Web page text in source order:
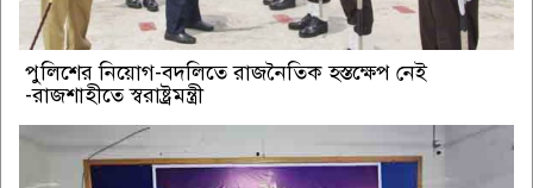
পুলিশের নিয়োগ-বদলিতে রাজনৈতিক হস্তক্ষেপ নেই
-রাজশাহীতে স্বরাষ্ট্রমন্ত্রী